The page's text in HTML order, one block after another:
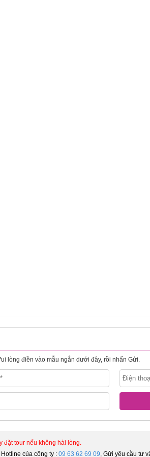
lòng điền vào mẫu ngắn dưới đây, rồi nhấn Gửi.
đặt tour nếu không hài lòng.
của công ty : 09 63 62 69 09 , Gửi yêu cầu tư